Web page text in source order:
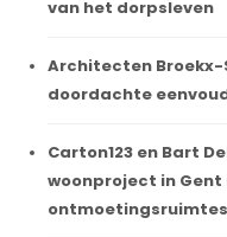
van het dorpsleven
Architecten
doordachte
Carton123 en Bart
woonproject in
ontmoetingsruimtes